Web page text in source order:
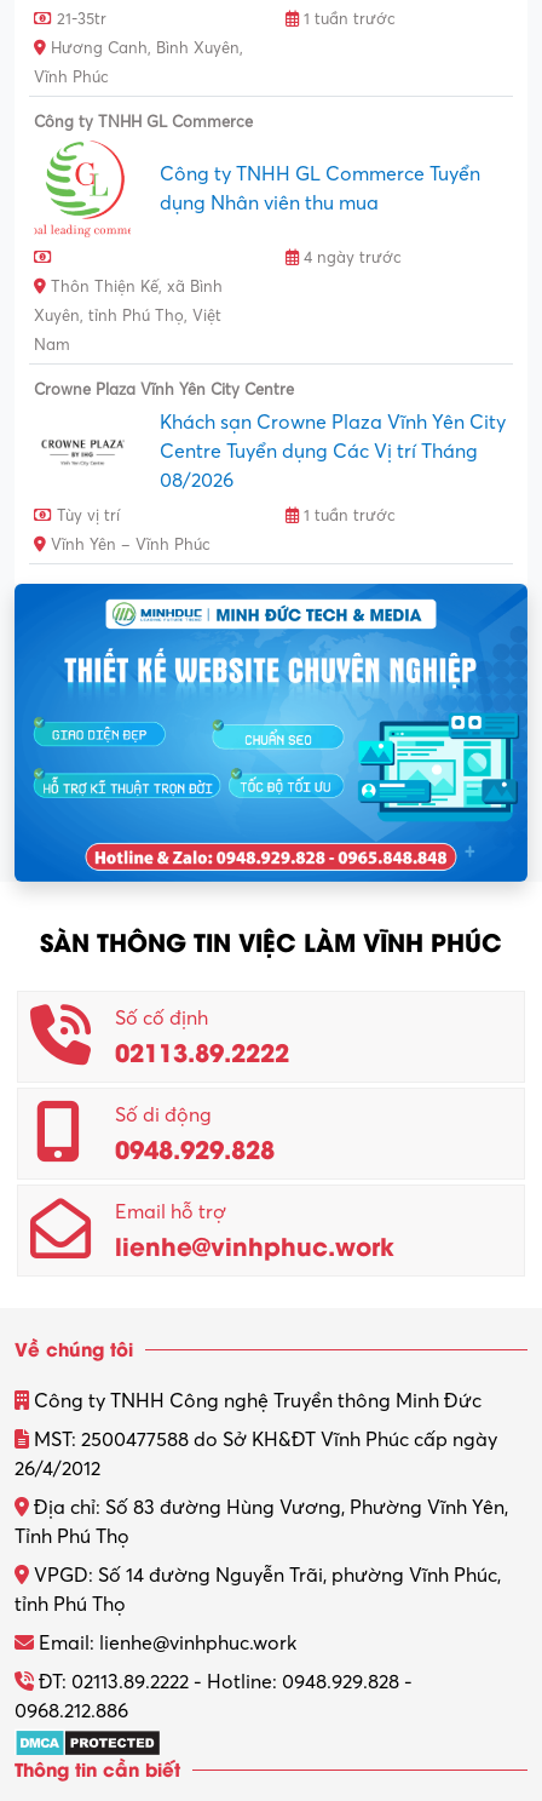
21-35tr
1 tuần trước
Hương Canh, Bình Xuyên,
Vĩnh Phúc
Công ty TNHH GL Commerce
Công ty TNHH GL Commerce Tuyển
dụng Nhân viên thu mua
4 ngày trước
Thôn Thiện Kế, xã Bình
Xuyên, tỉnh Phú Thọ, Việt
Nam
Crowne Plaza Vĩnh Yên City Centre
Khách sạn Crowne Plaza Vĩnh Yên City
Centre Tuyển dụng Các Vị trí Tháng
08/2026
Tùy vị trí
1 tuần trước
Vĩnh Yên – Vĩnh Phúc
SÀN THÔNG TIN VIỆC LÀM VĨNH PHÚC
Số cố định
02113.89.2222
Số di động
0948.929.828
Email hỗ trợ
lienhe@vinhphuc.work
Về chúng tôi
Công ty TNHH Công nghệ Truyền thông Minh Đức
MST: 2500477588 do Sở KH&ĐT Vĩnh Phúc cấp ngày
26/4/2012
Địa chỉ: Số 83 đường Hùng Vương, Phường Vĩnh Yên,
Tỉnh Phú Thọ
VPGD: Số 14 đường Nguyễn Trãi, phường Vĩnh Phúc,
tỉnh Phú Thọ
Email: lienhe@vinhphuc.work
ĐT: 02113.89.2222 - Hotline: 0948.929.828 -
0968.212.886
Thông tin cần biết